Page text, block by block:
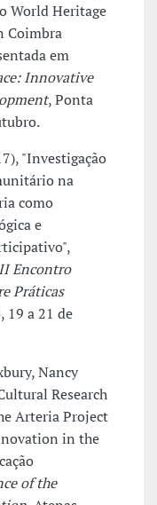
World Heritage
Coimbra
em
Innovative
, Ponta
"Investigação
na
como
e
II Encontro
Práticas
19 a 21 de
Nancy
Research
Arteria Project
in the
of the